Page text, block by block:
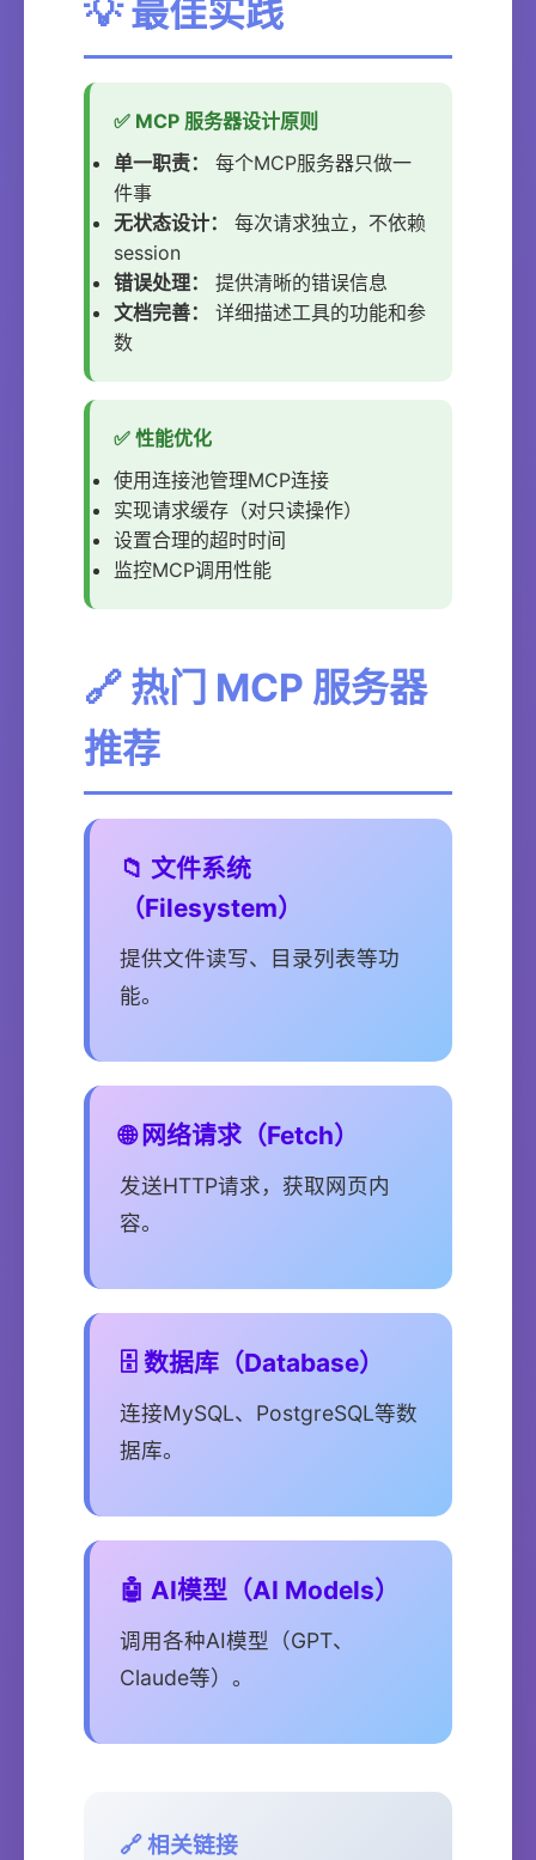
💡 最佳实践
✅ MCP 服务器设计原则
单一职责：
每个MCP服务器只做一
件事
无状态设计：
每次请求独立，不依赖
session
错误处理：
提供清晰的错误信息
文档完善：
详细描述工具的功能和参
数
✅ 性能优化
使用连接池管理MCP连接
实现请求缓存（对只读操作）
设置合理的超时时间
监控MCP调用性能
🔗 热门 MCP 服务器
推荐
📁 文件系统
（Filesystem）
提供文件读写、目录列表等功
能。
🌐 网络请求（Fetch）
发送HTTP请求，获取网页内
容。
🗄️ 数据库（Database）
连接MySQL、PostgreSQL等数
据库。
🤖 AI模型（AI Models）
调用各种AI模型（GPT、
Claude等）。
🔗 相关链接